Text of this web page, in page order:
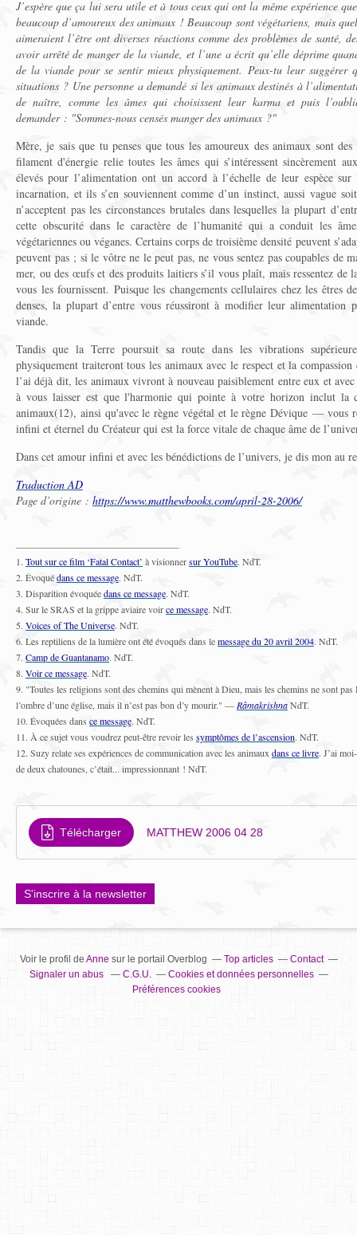
J’espère que ça lui sera utile et à tous ceux qui ont la même expérience
beaucoup d’amoureux des animaux ! Beaucoup sont végétariens, mais
aimeraient l’être ont diverses réactions comme des problèmes de santé,
avoir arrêté de manger de la viande, et l’une a écrit qu’elle déprime
de la viande pour se sentir mieux physiquement. Peux-tu leur suggérer
situations ? Une personne a demandé si les animaux destinés à
de naître, comme les âmes qui choisissent leur karma et puis
demander : "Sommes-nous censés manger des animaux ?"
Mère, je sais que tu penses que tous les amoureux des animaux sont
filament d'énergie relie toutes les âmes qui s’intéressent sincèrement
élevés pour l’alimentation ont un accord à l’échelle de leur espèce
incarnation, et ils s’en souviennent comme d’un instinct, aussi vague
n’acceptent pas les circonstances brutales dans lesquelles la plupart
cette obscurité dans le caractère de l’humanité qui a conduit les
végétariennes ou véganes. Certains corps de troisième densité peuvent
peuvent pas ; si le vôtre ne le peut pas, ne vous sentez pas coupables de
mer, ou des œufs et des produits laitiers s’il vous plaît, mais ressentez de
vous les fournissent. Puisque les changements cellulaires chez les êtres
denses, la plupart d’entre vous réussiront à modifier leur
viande.
Tandis que la Terre poursuit sa route dans les vibrations
physiquement traiteront tous les animaux avec le respect et la
l’ai déjà dit, les animaux vivront à nouveau paisiblement entre eux et avec
à vous laisser est que l'harmonie qui pointe à votre horizon inclut la
animaux(12), ainsi qu'avec le règne végétal et le règne Dévique — vous
infini et éternel du Créateur qui est la force vitale de chaque âme de
Dans cet amour infini et avec les bénédictions de l’univers, je dis mon au
Traduction AD
Page d’origine : https://www.matthewbooks.com/april-28-2006/
1. Tout sur ce film ‘Fatal Contact’ à visionnersur YouTube. NdT.
2. Évoquédans ce message. NdT.
3. Disparition évoquéedans ce message. NdT.
4. Sur le SRAS et la grippe aviaire voirce message. NdT.
5. Voices of The Universe. NdT.
6. Les reptiliens de la lumière ont été évoqués dans lemessage du 20 avril 2004. NdT.
7. Camp de Guantanamo. NdT.
8. Voir ce message. NdT.
9. "Toutes les religions sont des chemins qui mènent à Dieu, mais les chemins ne sont
l’ombre d’une église, mais il n’est pas bon d’y mourir." — RâmakrishnaNdT.
10. Évoquées dans ce message. NdT.
11. À ce sujet vous voudrez peut-être revoir les symptômes de l’ascension. NdT.
12. Suzy relate ses expériences de communication avec les animaux dans ce livre. J’ai
de deux chatounes, c’était... impressionnant ! NdT.
Télécharger MATTHEW 2006 04 28
S'inscrire à la newsletter
Voir le profil de Anne sur le portail Overblog Top articles
Contact
Signaler un abus
C.G.U.
Cookies et données personnelles
Préférences cookies